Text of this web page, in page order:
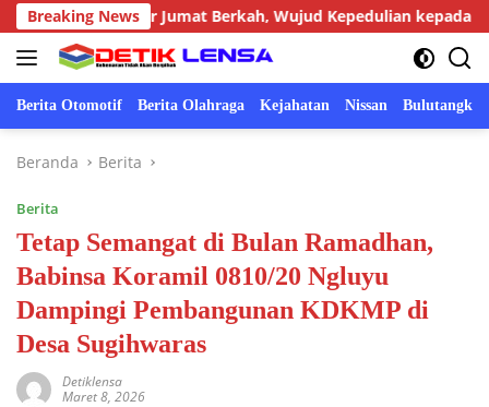
Langsung
ke
konten
Breaking News
Gelar Jumat Berkah, Wujud Kepedulian kepada Masyarakat
Berita Otomotif Berita Olahraga Kejahatan Nissan Bulutangkis
Beranda Berita
Berita
Tetap Semangat di Bulan Ramadhan,
Babinsa Koramil 0810/20 Ngluyu
Dampingi Pembangunan KDKMP di
Desa Sugihwaras
Detiklensa
Maret 8, 2026